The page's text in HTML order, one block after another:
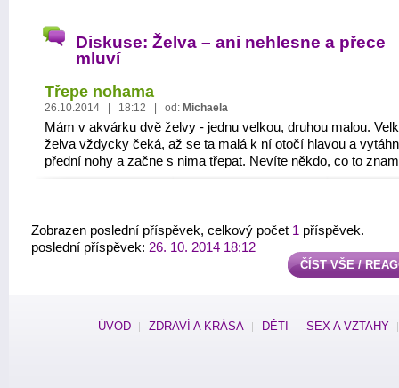
Diskuse: Želva – ani nehlesne a přece
mluví
Třepe nohama
26.10.2014 | 18:12 | od: Michaela
Mám v akvárku dvě želvy - jednu velkou, druhou malou.
želva vždycky čeká, až se ta malá k ní otočí hlavou a
přední nohy a začne s nima třepat. Nevíte někdo, co to
Zobrazen poslední příspěvek, celkový počet 1 příspěvek.
poslední příspěvek: 26. 10. 2014 18:12
ČÍST VŠE /
ÚVOD ZDRAVÍ A KRÁSA DĚTI SEX A VZTAHY